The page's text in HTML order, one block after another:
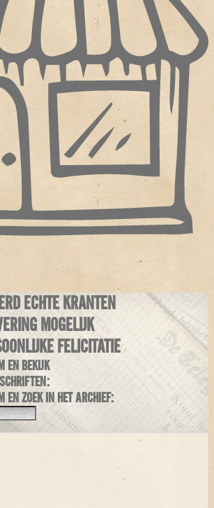
ECHTE KRANTEN
MOGELIJK
FELICITATIE
EN BEKIJK
EN ZOEK IN HET ARCHIEF: